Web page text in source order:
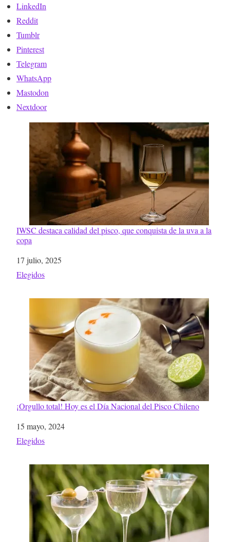
LinkedIn
Reddit
Tumblr
Pinterest
Telegram
WhatsApp
Mastodon
Nextdoor
IWSC destaca calidad del pisco, que conquista de la uva a la
copa
Fecha
17 julio, 2025
Respecto a
Elegidos
¡Orgullo total! Hoy es el Día Nacional del Pisco Chileno
Fecha
15 mayo, 2024
Respecto a
Elegidos